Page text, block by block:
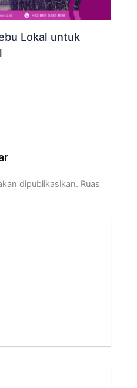
Lokal untuk
dipublikasikan. Ruas